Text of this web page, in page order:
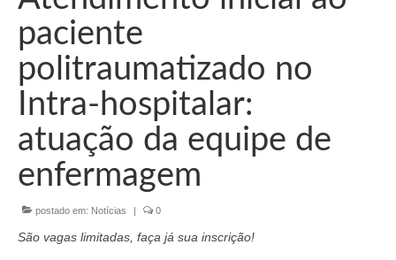
Conselheiros e Diretoria
Câmaras Técnicas
Carta de Serviços ao Cidadão
Governança
Transparência e Prestação de Contas
Eleições
paciente
politraumatizado no
Intra-hospitalar:
atuação da equipe de
enfermagem
postado em: Notícias | 0
São vagas limitadas, faça já sua inscrição!